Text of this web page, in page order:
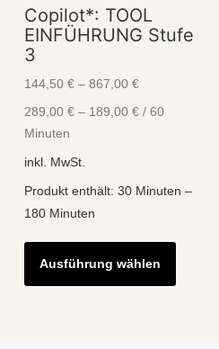
gewählt
Copilot*: TOOL
EINFÜHRUNG Stufe
3
144,50 €– 867,00 €
289,00 €– 189,00 €/ 60
Minuten
inkl. MwSt.
Produkt enthält: 30 Minuten –
180 Minuten
Ausführung wählen
Dieses
weist